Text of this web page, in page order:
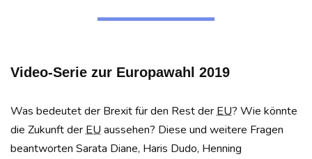
Video-Serie zur Europawahl 2019
Was bedeutet der Brexit für den Rest derEU? Wie könnte
die Zukunft derEU aussehen? Diese und weitere Fragen
beantworten Sarata Diane, Haris Dudo, Henning